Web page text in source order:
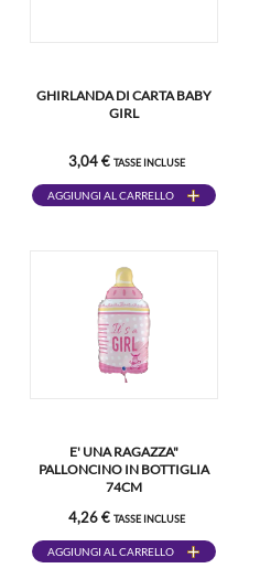
GHIRLANDA DI CARTA BABY
GIRL
3,04 € TASSE INCLUSE
AGGIUNGI AL CARRELLO
E' UNA RAGAZZA"
PALLONCINO IN BOTTIGLIA
74CM
4,26 € TASSE INCLUSE
AGGIUNGI AL CARRELLO